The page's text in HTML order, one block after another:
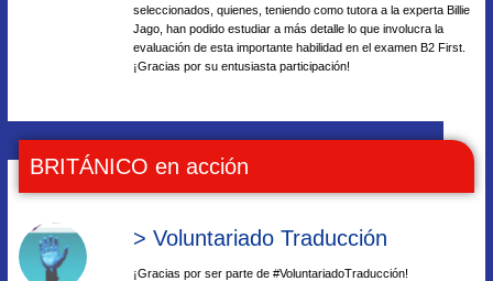
seleccionados, quienes, teniendo como tutora a la experta Billie
Jago, han podido estudiar a más detalle lo que involucra la
evaluación de esta importante habilidad en el examen B2 First.
¡Gracias por su entusiasta participación!
BRITÁNICO en acción
> Voluntariado Traducción
¡Gracias por ser parte de #VoluntariadoTraducción!